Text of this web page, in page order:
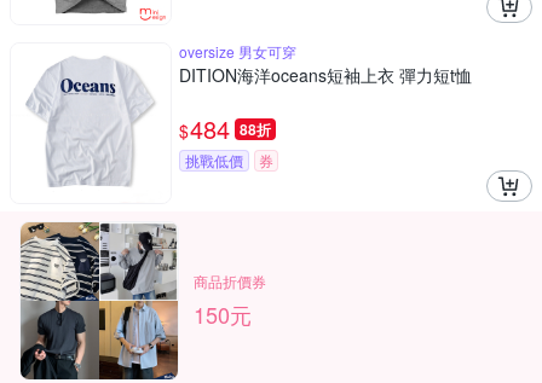
oversize 男女可穿
DITION海洋oceans短袖上衣 彈力短t恤
$484 88折
挑戰低價 券
商品折價券
150元